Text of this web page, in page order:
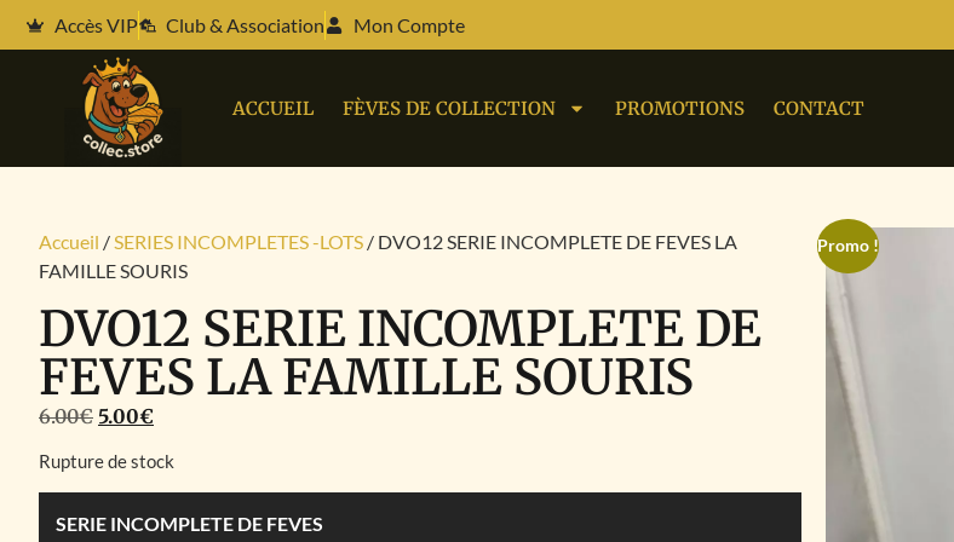
Accès VIP Club & Association Mon Compte
ACCUEIL FÈVES DE COLLECTION PROMOTIONS CONTACT
Accueil /SERIES INCOMPLETES -LOTS / DVO12 SERIE INCOMPLETE DE FEVES LA
FAMILLE SOURIS
DVO12 SERIE INCOMPLETE DE
FEVES LA FAMILLE SOURIS
6.00€ 5.00€
Rupture de stock
SERIE INCOMPLETE DE FEVES
Promo !